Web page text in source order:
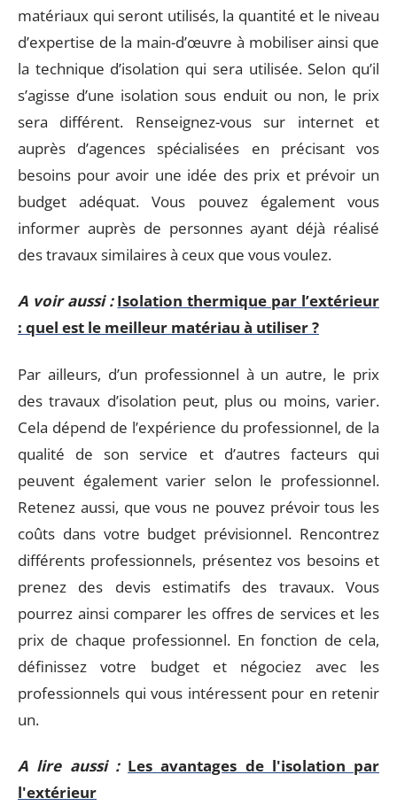
matériaux qui seront utilisés, la quantité et le niveau
d’expertise de la main-d’œuvre à mobiliser ainsi que
la technique d’isolation qui sera utilisée. Selon qu’il
s’agisse d’une isolation sous enduit ou non, le prix
sera différent. Renseignez-vous sur internet et
auprès d’agences spécialisées en précisant vos
besoins pour avoir une idée des prix et prévoir un
budget adéquat. Vous pouvez également vous
informer auprès de personnes ayant déjà réalisé
des travaux similaires à ceux que vous voulez.
A voir aussi : Isolation thermique par l’extérieur
: quel est le meilleur matériau à utiliser ?
Par ailleurs, d’un professionnel à un autre, le prix
des travaux d’isolation peut, plus ou moins, varier.
Cela dépend de l’expérience du professionnel, de la
qualité de son service et d’autres facteurs qui
peuvent également varier selon le professionnel.
Retenez aussi, que vous ne pouvez prévoir tous les
coûts dans votre budget prévisionnel. Rencontrez
différents professionnels, présentez vos besoins et
prenez des devis estimatifs des travaux. Vous
pourrez ainsi comparer les offres de services et les
prix de chaque professionnel. En fonction de cela,
définissez votre budget et négociez avec les
professionnels qui vous intéressent pour en retenir
un.
A lire aussi : Les avantages de l'isolation par
l'extérieur